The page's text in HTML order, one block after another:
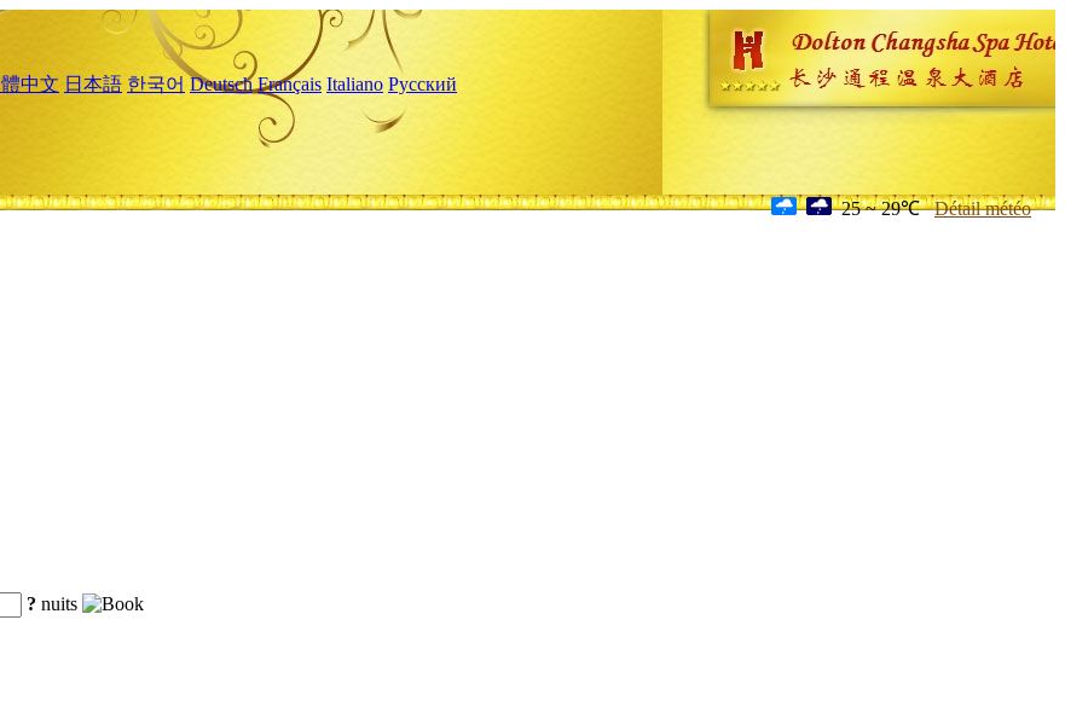
中文 日本語 한국어 Deutsch Français Italiano Русский
25 ~ 29℃ Détail météo
? nuits